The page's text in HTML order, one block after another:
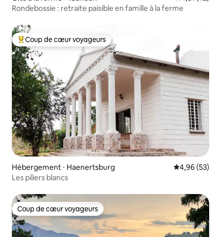
Rondebossie : retraite paisible en famille à la ferme
Coups de cœur voyageurs les plus appréciés
Coup de cœur voyageurs
Hébergement ⋅ Haenertsburg Évaluation
4,96 (53)
Les piliers blancs
Coup de cœur voyageurs
Coup de cœur voyageurs